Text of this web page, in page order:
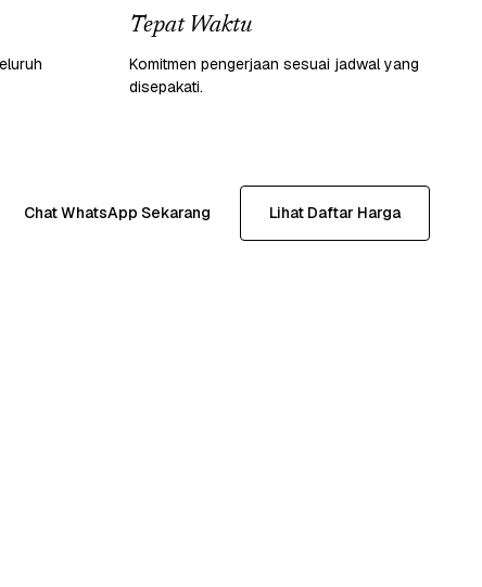
Tepat Waktu
Komitmen pengerjaan sesuai jadwal yang
disepakati.
Chat WhatsApp Sekarang Lihat Daftar Harga